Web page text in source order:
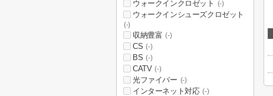
ウォークインクロゼット (-)
ウォークインシューズクロゼット
(-)
収納豊富 (-)
CS (-)
BS (-)
CATV (-)
光ファイバー (-)
インターネット対応 (-)